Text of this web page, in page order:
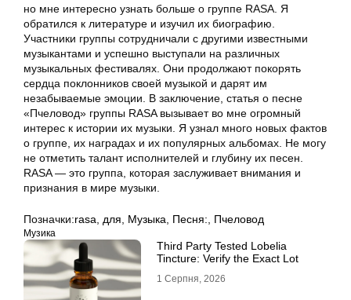
но мне интересно узнать больше о группе RASA. Я
обратился к литературе и изучил их биографию.
Участники группы сотрудничали с другими известными
музыкантами и успешно выступали на различных
музыкальных фестивалях. Они продолжают покорять
сердца поклонников своей музыкой и дарят им
незабываемые эмоции. В заключение, статья о песне
«Пчеловод» группы RASA вызывает во мне огромный
интерес к истории их музыки. Я узнал много новых фактов
о группе, их наградах и их популярных альбомах. Не могу
не отметить талант исполнителей и глубину их песен.
RASA — это группа, которая заслуживает внимания и
признания в мире музыки.
Позначки:rasa, для, Музыка, Песня:, Пчеловод
Музика
Third Party Tested Lobelia
Tincture: Verify the Exact Lot
1 Серпня, 2026